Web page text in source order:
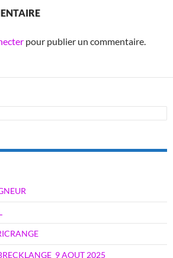
pour publier un commentaire.
AOUT 2025